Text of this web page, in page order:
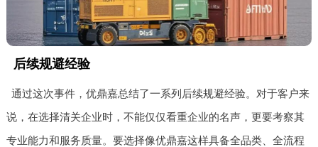
后续规避经验
通过这次事件，优鼎嘉总结了一系列后续规避经验。对于客户来
说，在选择清关企业时，不能仅仅看重企业的名声，更要考察其
专业能力和服务质量。要选择像优鼎嘉这样具备全品类、全流程